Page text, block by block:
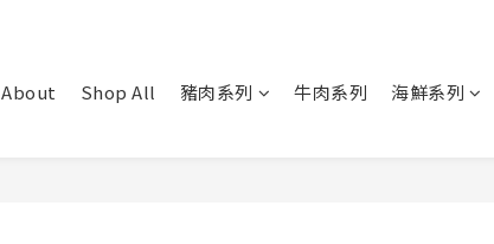
About Shop All 豬肉系列 牛肉系列 海鮮系列